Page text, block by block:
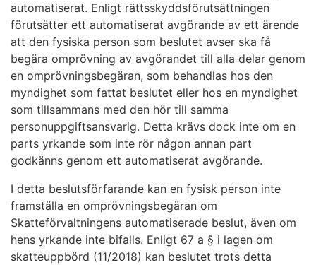
automatiserat. Enligt rättsskyddsförutsättningen
förutsätter ett automatiserat avgörande av ett ärende
att den fysiska person som beslutet avser ska få
begära omprövning av avgörandet till alla delar genom
en omprövningsbegäran, som behandlas hos den
myndighet som fattat beslutet eller hos en myndighet
som tillsammans med den hör till samma
personuppgiftsansvarig. Detta krävs dock inte om en
parts yrkande som inte rör någon annan part
godkänns genom ett automatiserat avgörande.
I detta beslutsförfarande kan en fysisk person inte
framställa en omprövningsbegäran om
Skatteförvaltningens automatiserade beslut, även om
hens yrkande inte bifalls. Enligt 67 a § i lagen om
skatteuppbörd (11/2018) kan beslutet trots detta